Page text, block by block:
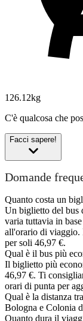
126.12kg
C'è qualcosa che
Facci sapere!
Domande
Quanto costa un
Un biglietto del bus
varia tuttavia in
all'orario di viaggio.
per soli 46,97 €.
Qual è il bus più
Il biglietto più
46,97 €. Ti
orari di punta per
Qual è la distanza
Bologna e Colonia
Quanto dura il